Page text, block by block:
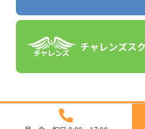
チャレンズス